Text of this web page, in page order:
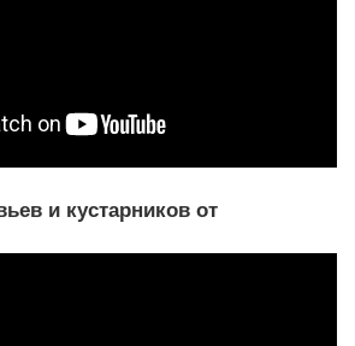
и кустарников от